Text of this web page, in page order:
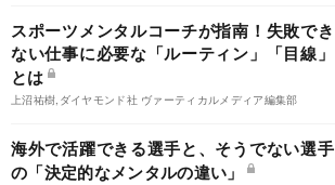
スポーツメンタルコーチが指南！失敗でき
ない仕事に必要な「ルーティン」「目線」
とは
上沼祐樹,ダイヤモンド社 ヴァーティカルメディア編集部
海外で活躍できる選手と、そうでない選手
の「決定的なメンタルの違い」